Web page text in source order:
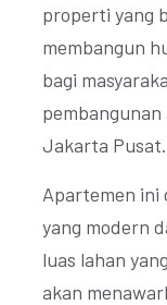
properti yang
membangun
bagi
Jakarta Pusat.
Apartemen ini
yang modern
luas lahan
akan